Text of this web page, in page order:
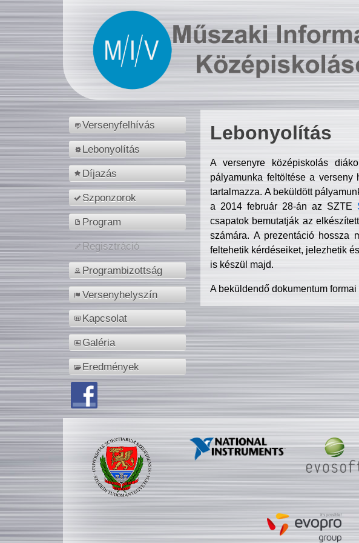
Versenyfelhívás
Lebonyolítás
Díjazás
Szponzorok
Program
Regisztráció
Programbizottság
Versenyhelyszín
Kapcsolat
Galéria
Eredmények
Lebonyolítás
A versenyre középiskolás
pályamunka feltöltése a
tartalmazza. A beküldött
a 2014 február 28-án az SZTE
csapatok bemutatják az
számára. A prezentáció hossza
feltehetik kérdéseiket, jelezhetik
is készül majd.
A beküldendő dokumentum